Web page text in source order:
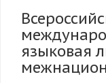
языковая